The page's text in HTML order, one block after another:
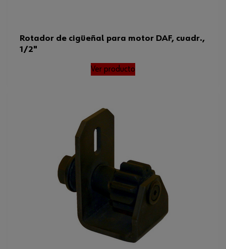
Rotador de cigüeñal para motor DAF, cuadr.,
1/2"
Ver producto